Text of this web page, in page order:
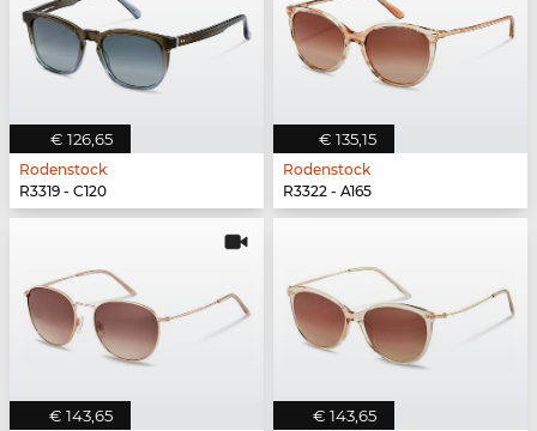
€ 126,65
Rodenstock
R3319 - C120
€ 135,15
Rodenstock
R3322 - A165
€ 143,65 € 143,65